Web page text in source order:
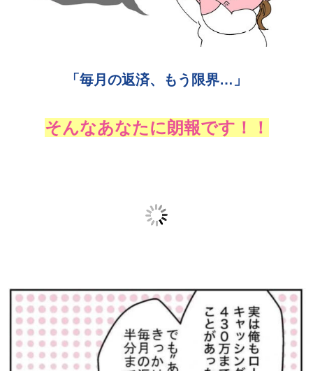
「毎月の返済、もう限界…」
そんなあなたに朗報です！！